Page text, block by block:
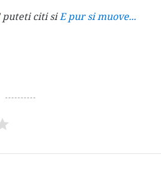
puteti citi siE pur si muove...